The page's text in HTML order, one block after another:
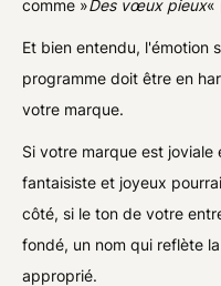
comme »Des vœux pieux«
Et bien entendu, l'émotion
programme doit être en
votre marque.
Si votre marque est joviale
fantaisiste et joyeux
côté, si le ton de votre
fondé, un nom qui reflète
approprié.